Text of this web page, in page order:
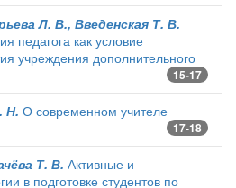
Л. В., Введенская Т. В.
педагога как условие
учреждения дополнительного
15-17
Н. О современном учителе
17-18
Т. В. Активные и
в подготовке студентов по